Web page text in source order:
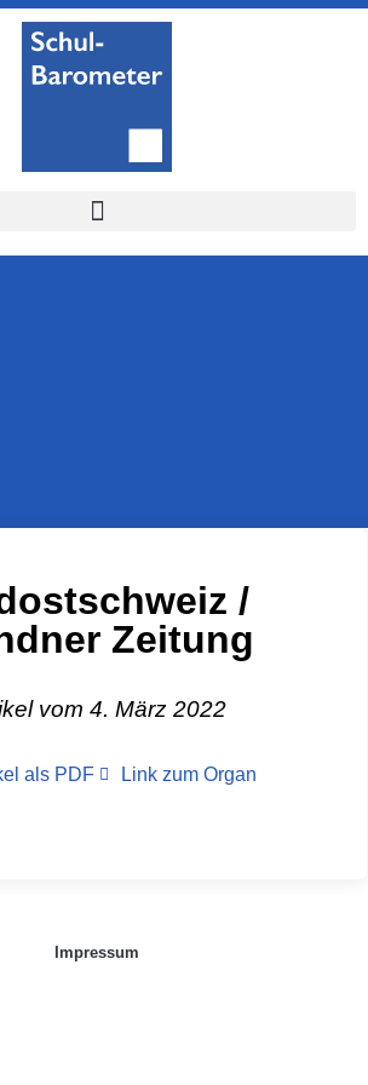
/
Zeitung
vom 4. März 2022
als PDF Link zum Organ
Impressum